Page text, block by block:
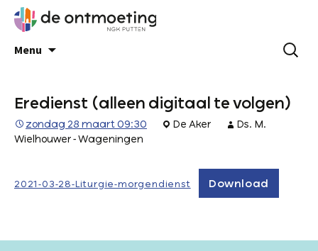
Menu
Eredienst (alleen digitaal te volgen)
zondag 28 maart 09:30 De Aker
Ds. M.
Wielhouwer - Wageningen
2021-03-28-Liturgie-morgendienst Download